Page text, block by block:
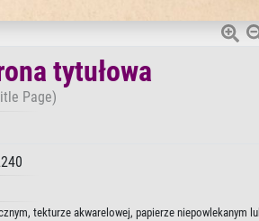
tytułowa
Page)
tekturze akwarelowej, papierze niepowlekanym